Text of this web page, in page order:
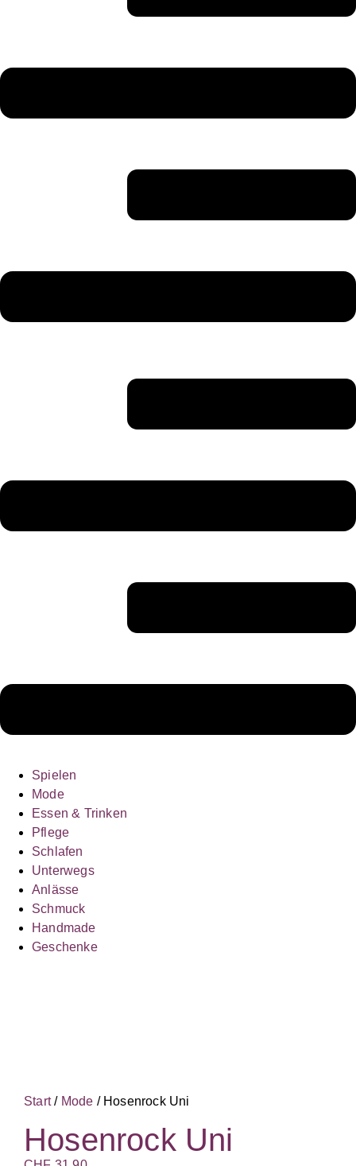
Spielen
Mode
Essen & Trinken
Pflege
Schlafen
Unterwegs
Anlässe
Schmuck
Handmade
Geschenke
Start/ Mode / Hosenrock Uni
Hosenrock Uni